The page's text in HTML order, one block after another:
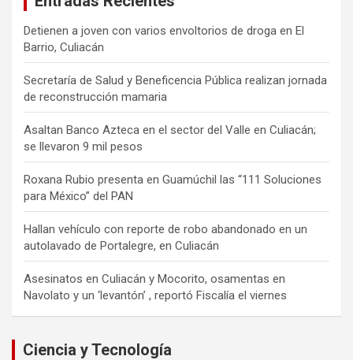
Detienen a joven con varios envoltorios de droga en El
Barrio, Culiacán
Secretaría de Salud y Beneficencia Pública realizan jornada
de reconstrucción mamaria
Asaltan Banco Azteca en el sector del Valle en Culiacán;
se llevaron 9 mil pesos
Roxana Rubio presenta en Guamúchil las “111 Soluciones
para México” del PAN
Hallan vehículo con reporte de robo abandonado en un
autolavado de Portalegre, en Culiacán
Asesinatos en Culiacán y Mocorito, osamentas en
Navolato y un ‘levantón’ , reportó Fiscalía el viernes
Ciencia y Tecnología